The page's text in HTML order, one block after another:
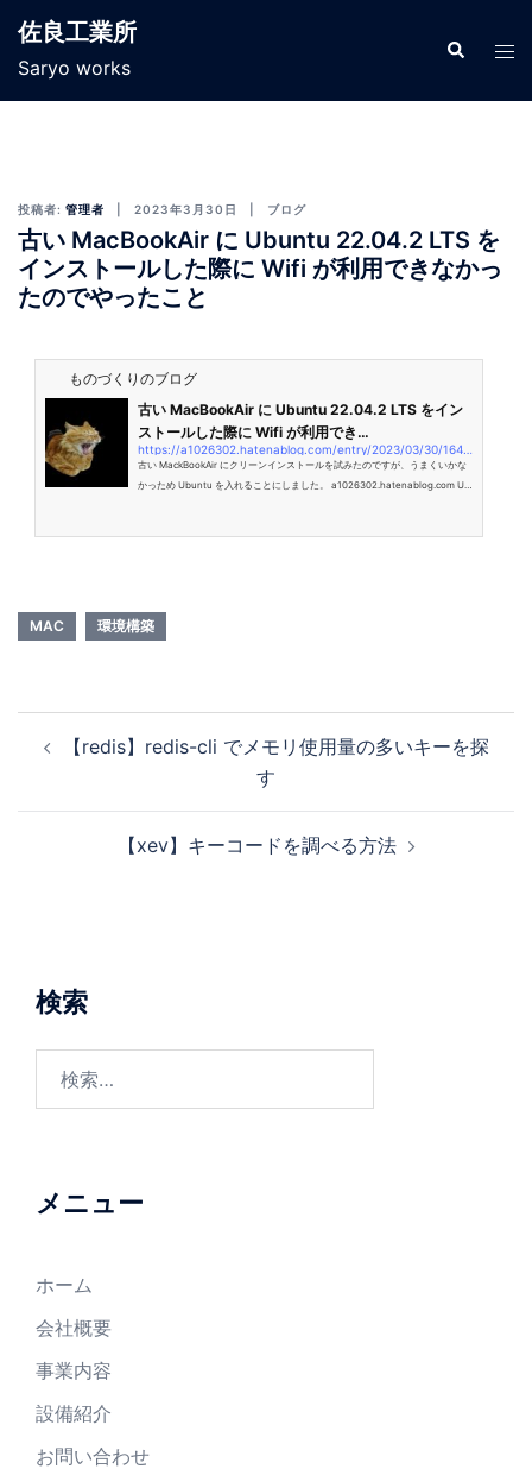
佐良工業所
Saryo works
投稿者: 管理者 2023年3月30日 ブログ
古い MacBookAir に Ubuntu 22.04.2 LTS を
インストールした際に Wifi が利用できなかっ
たのでやったこと
ものづくりのブログ
古い MacBookAir に Ubuntu 22.04.2 LTS をイン
ストールした際に Wifi が利用でき…
古い MackBookAir にクリーンインストールを試みたのですが、うまくいかな
かっため Ubuntu を入れることにしました。 a1026302.hatenablog.com Ub
MAC 環境構築
【redis】redis-cli でメモリ使用量の多いキーを探
す
【xev】キーコードを調べる方法
検索
メニュー
ホーム
会社概要
事業内容
設備紹介
お問い合わせ